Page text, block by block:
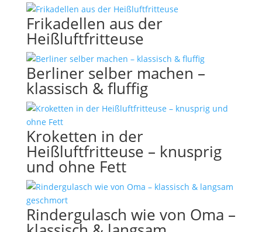
Frikadellen aus der
Heißluftfritteuse
Berliner selber machen –
klassisch & fluffig
Kroketten in der
Heißluftfritteuse – knusprig
und ohne Fett
Rindergulasch wie von Oma –